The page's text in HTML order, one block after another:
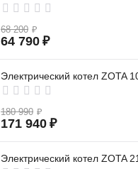
68 200 ₽
64 790 ₽
Электрический котел ZOTA
180 990 ₽
171 940 ₽
Электрический котел ZOTA